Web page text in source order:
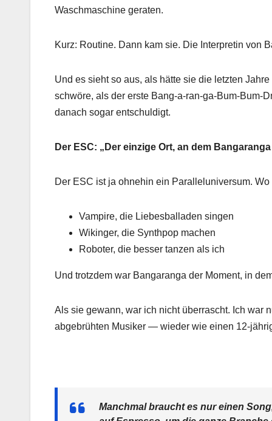
Waschmaschine geraten.
Kurz: Routine. Dann kam sie. Die Interpretin von
Und es sieht so aus, als hätte sie die letzten
schwöre, als der erste
danach sogar entschuldigt.
Der ESC: „Der einzige Ort, an dem
Der ESC ist ja ohnehin ein Paralleluniversum. Wo
Vampire, die Liebesballaden singen
Wikinger, die Synthpop machen
Roboter, die besser tanzen als ich
Und trotzdem war Bangaranga der Moment, in
Als sie gewann, war ich nicht überrascht. Ich war
abgebrühten Musiker — wieder wie einen
Manchmal braucht es nur einen